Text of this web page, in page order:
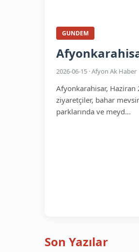
GUNDEM
2026-06-15 · Afyon Ak Haber
Afyonkarahisar, Haziran
ziyaretçiler, bahar
parklarında ve meyd...
Son Yazılar